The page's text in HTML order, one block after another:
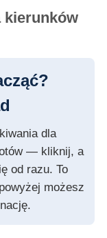
kierunków
dla
— kliknij, a
od razu. To
możesz